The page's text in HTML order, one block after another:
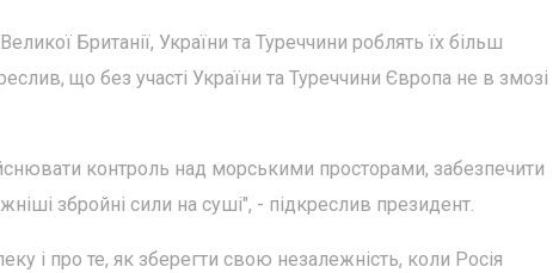
Британії, України та Туреччини роблять їх більш
що без участі України та Туреччини Європа не в змозі
контроль над морськими просторами, забезпечити
збройні сили на суші", - підкреслив президент.
і про те, як зберегти свою незалежність, коли Росія